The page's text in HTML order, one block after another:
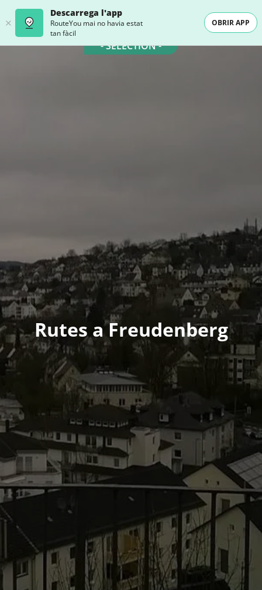
Descarrega l'app
RouteYou mai no havia estat
tan fàcil
OBRIR APP
- SELECTION -
Rutes a Freudenberg